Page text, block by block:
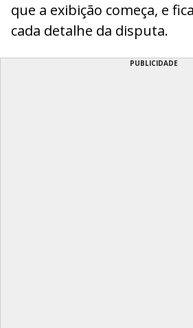
que a exibição começa, e
cada detalhe da disputa.
PUBLICIDADE